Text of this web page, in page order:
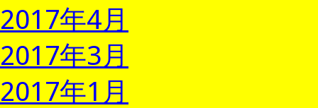
2017年4月
2017年3月
2017年1月